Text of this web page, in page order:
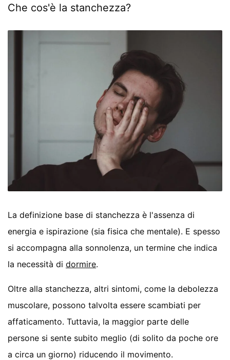
Che cos'è la stanchezza?
La definizione base di stanchezza è l'assenza di
energia e ispirazione (sia fisica che mentale). E spesso
si accompagna alla sonnolenza, un termine che indica
la necessità didormire.
Oltre alla stanchezza, altri sintomi, come la debolezza
muscolare, possono talvolta essere scambiati per
affaticamento. Tuttavia, la maggior parte delle
persone si sente subito meglio (di solito da poche ore
a circa un giorno) riducendo il movimento.